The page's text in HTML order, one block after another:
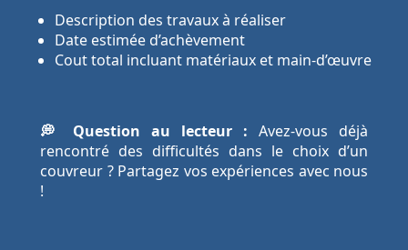
Description des travaux à réaliser
Date estimée d’achèvement
Cout total incluant matériaux et main-d’œuvre
💭 Question au lecteur : Avez-vous déjà
rencontré des difficultés dans le choix d’un
couvreur ? Partagez vos expériences avec nous
!